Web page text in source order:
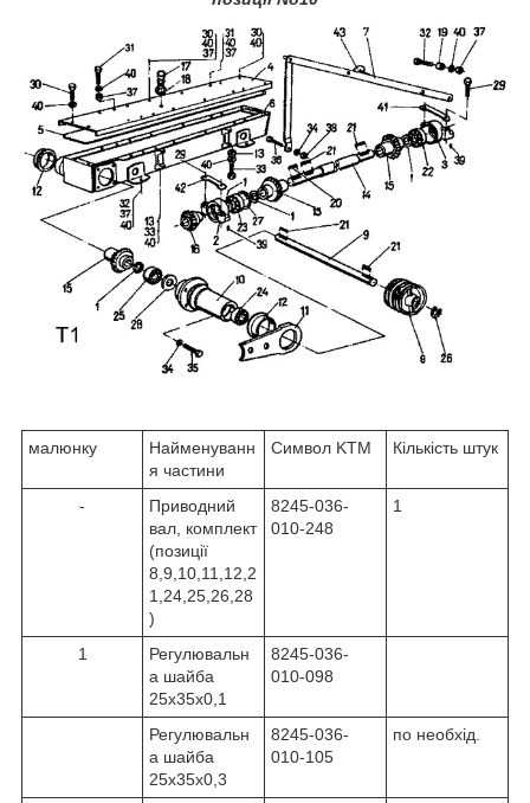
малюнку
Найменуванн
я частини
Символ KTM Кількість штук
-
Приводний
вал, комплект
(позиції
8,9,10,11,12,2
1,24,25,26,28
)
8245-036-
010-248
1
1
Регулювальн
а шайба
25x35x0,1
8245-036-
010-098
Регулювальн
а шайба
25x35x0,3
8245-036-
010-105
по необхід.